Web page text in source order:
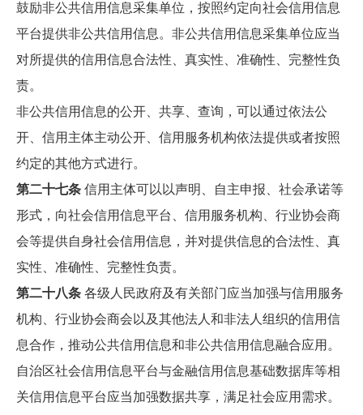
鼓励非公共信用信息采集单位，按照约定向社会信用信息
平台提供非公共信用信息。非公共信用信息采集单位应当
对所提供的信用信息合法性、真实性、准确性、完整性负
责。
非公共信用信息的公开、共享、查询，可以通过依法公
开、信用主体主动公开、信用服务机构依法提供或者按照
约定的其他方式进行。
第二十七条 信用主体可以以声明、自主申报、社会承诺等
形式，向社会信用信息平台、信用服务机构、行业协会商
会等提供自身社会信用信息，并对提供信息的合法性、真
实性、准确性、完整性负责。
第二十八条 各级人民政府及有关部门应当加强与信用服务
机构、行业协会商会以及其他法人和非法人组织的信用信
息合作，推动公共信用信息和非公共信用信息融合应用。
自治区社会信用信息平台与金融信用信息基础数据库等相
关信用信息平台应当加强数据共享，满足社会应用需求。